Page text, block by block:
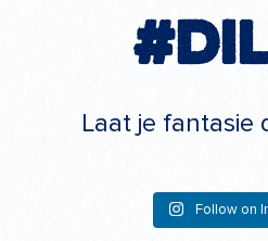
Laat je fantasie
Follow on